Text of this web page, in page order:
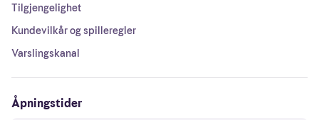
Tilgjengelighet
Kundevilkår og spilleregler
Varslingskanal
Åpningstider